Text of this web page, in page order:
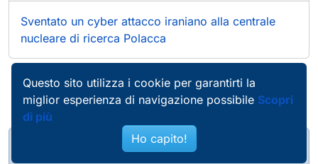
Sventato un cyber attacco iraniano alla centrale
nucleare di ricerca Polacca
@pierobosio@soc.bosio.info
Questo sito utilizza i cookie per garantirti la
miglior esperienza di navigazione possibile Scopri
di più
Ho capito!